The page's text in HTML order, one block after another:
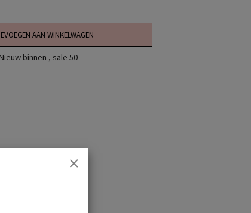
AAN WINKELWAGEN
Nieuw binnen , sale 50